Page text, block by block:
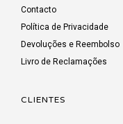
Contacto
Política de Privacidade
Devoluções e Reembolso
Livro de Reclamações
CLIENTES